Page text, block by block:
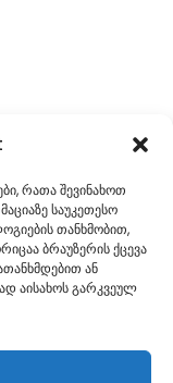
რათა შევინახოთ
საუკეთესო
თანხმობით,
ბრაუზერის ქცევა
ან
აისახოს გარკვეულ